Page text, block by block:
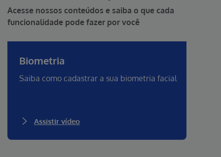
Acesse nossos conteúdos e saiba o que cada
funcionalidade pode fazer por você
Biometria
Saiba como cadastrar a sua biometria facial
Assistir vídeo